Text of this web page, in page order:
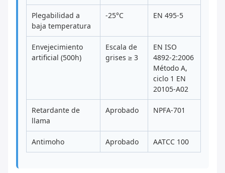
Plegabilidad a
baja temperatura
-25°C EN 495-5
Envejecimiento
artificial (500h)
Escala de
grises ≥ 3
EN ISO
4892-2:2006
Método A,
ciclo 1 EN
20105-A02
Retardante de
llama
Aprobado NPFA-701
Antimoho Aprobado AATCC 100